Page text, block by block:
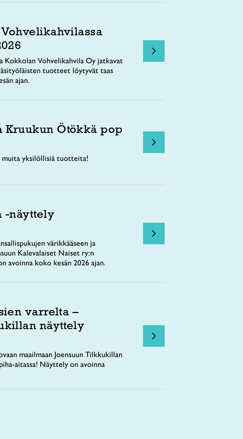
Kokkolan Vohvelikahvila Oy jatkavat
tuotteet löytyvät taas
ajan.
Kruukun Ötökkä pop
yksilöllisiä tuotteita!
-näyttely
värikkääseen ja
Kalevalaiset Naiset ry:n
avoinna koko kesän 2026 ajan.
varrelta –
näyttely
maailmaan Joensuun Tilkkukillan
aitassa! Näyttely on avoinna